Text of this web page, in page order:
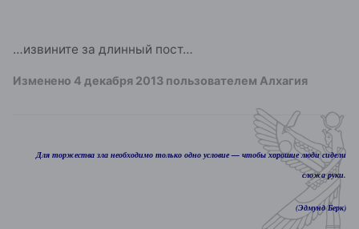
…извините за длинный пост…
Изменено 4 декабря 2013 пользователем Алхагия
Для торжества зла необходимо только одно условие — чтобы хорошие люди сидели
сложа руки.
(Эдмунд Берк)